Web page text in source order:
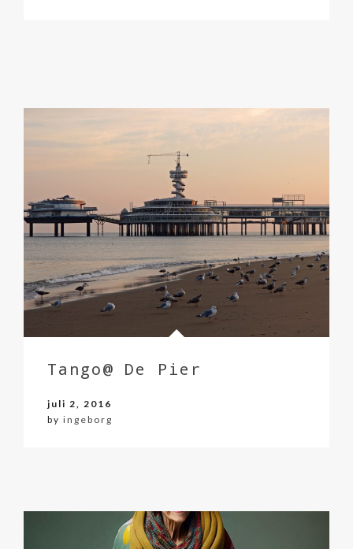
Tango@ De Pier
juli 2, 2016
by ingeborg